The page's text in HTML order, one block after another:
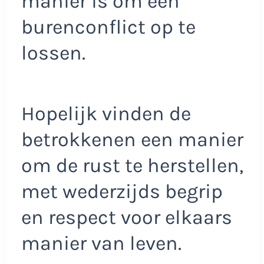
burenconflict op te
lossen.
Hopelijk vinden de
betrokkenen een manier
om de rust te herstellen,
met wederzijds begrip
en respect voor elkaars
manier van leven.